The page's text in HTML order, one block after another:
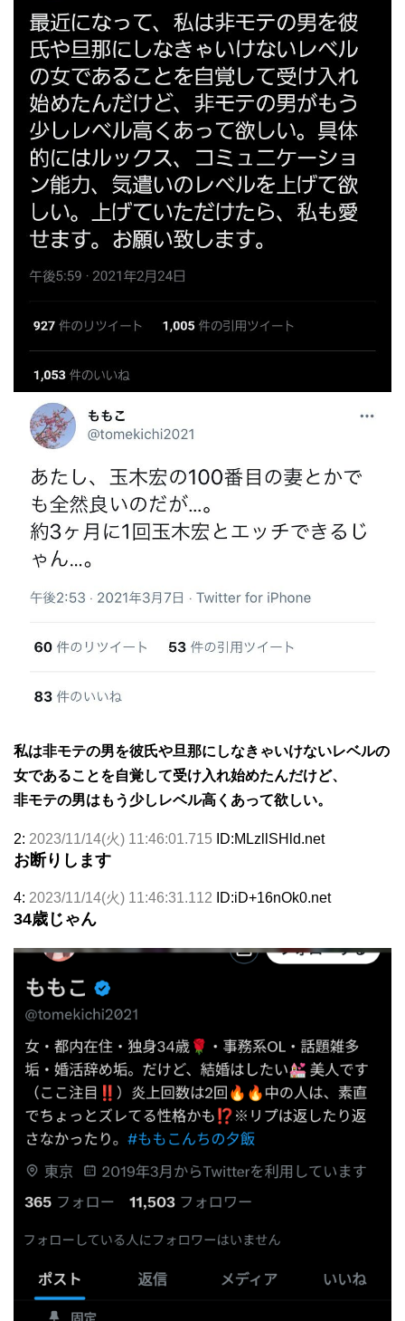
私は非モテの男を彼氏や旦那にしなきゃいけないレベルの
女であることを自覚して受け入れ始めたんだけど、
非モテの男はもう少しレベル高くあって欲しい。
2: 2023/11/14(火) 11:46:01.715 ID:MLzllSHld.net
お断りします
4: 2023/11/14(火) 11:46:31.112 ID:iD+16nOk0.net
34歳じゃん